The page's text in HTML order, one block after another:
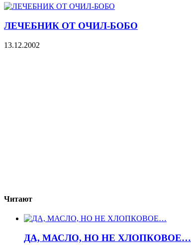
ЛЕЧЕБНИК ОТ ОЧИЛ-БОБО
13.12.2002
Читают
ДА, МАСЛО, НО НЕ ХЛОПКОВОЕ…